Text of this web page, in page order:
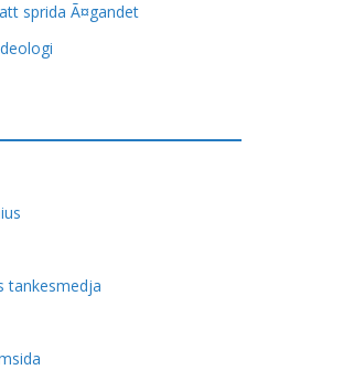
sprida Ã¤gandet
tankesmedja